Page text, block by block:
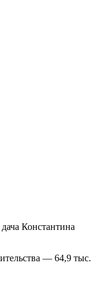
Константина
— 64,9 тыс.